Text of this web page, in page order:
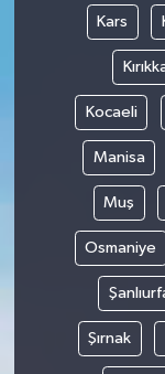
Kars
Kocaeli
Manisa
Muş
Osmaniye
Şırnak